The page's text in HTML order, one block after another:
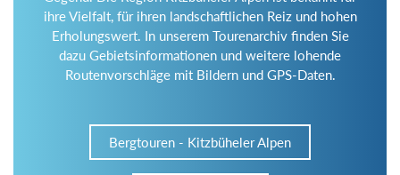
ihre Vielfalt, für ihren landschaftlichen Reiz und hohen
Erholungswert. In unserem Tourenarchiv finden Sie
dazu Gebietsinformationen und weitere lohende
Routenvorschläge mit Bildern und GPS-Daten.
Bergtouren - Kitzbüheler Alpen